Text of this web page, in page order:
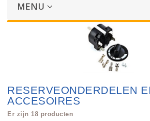
MENU
RESERVEONDERDELEN
ACCESOIRES
Er zijn 18 producten